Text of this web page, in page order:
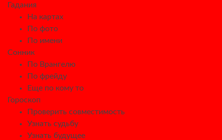
Гадания
На картах
По фото
По имени
Сонник
По Врангелю
По фрейду
Еще по кому то
Гороскоп
Проверить совместимость
Узнать судьбу
Узнать будущее